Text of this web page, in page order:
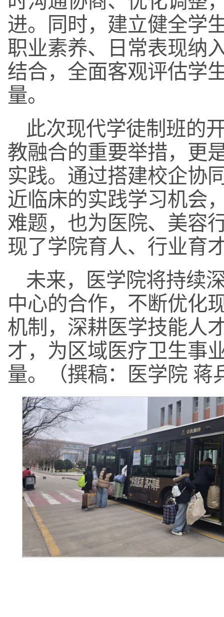
进。同时，建立健全学
职业素养、日常表现纳
结合，全面客观评估学
量。
此次现代学徒制班的
教融合的重要举措，更
实践。通过搭建校企协
近临床的实践学习机会
难题，也为医院、美容
现了学院育人、行业育
未来，医学院将持续
中心的合作，不断优化
机制，深耕医学技能人
才，为区域医疗卫生事
量。（撰稿：医学院 蒋